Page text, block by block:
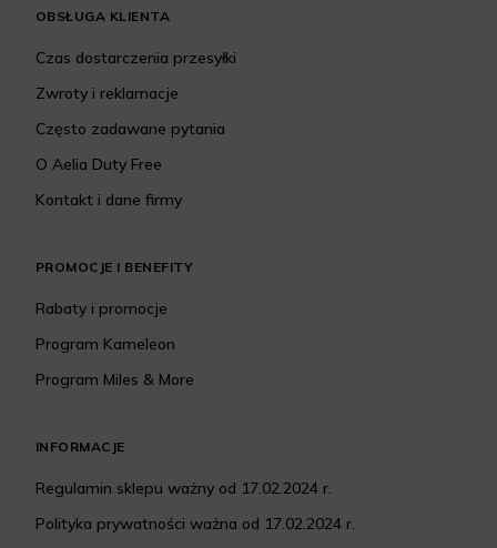
OBSŁUGA KLIENTA
Czas dostarczenia przesyłki
Zwroty i reklamacje
Często zadawane pytania
O Aelia Duty Free
Kontakt i dane firmy
PROMOCJE I BENEFITY
Rabaty i promocje
Program Kameleon
Program Miles & More
INFORMACJE
Regulamin sklepu ważny od 17.02.2024 r.
Polityka prywatności ważna od 17.02.2024 r.